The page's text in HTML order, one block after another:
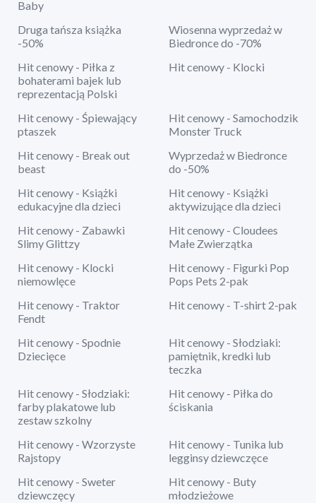
Baby
Druga tańsza książka
-50%
Wiosenna wyprzedaż w
Biedronce do -70%
Hit cenowy - Piłka z
bohaterami bajek lub
reprezentacją Polski
Hit cenowy - Klocki
Hit cenowy - Śpiewający
ptaszek
Hit cenowy - Samochodzik
Monster Truck
Hit cenowy - Break out
beast
Wyprzedaż w Biedronce
do -50%
Hit cenowy - Książki
edukacyjne dla dzieci
Hit cenowy - Książki
aktywizujące dla dzieci
Hit cenowy - Zabawki
Slimy Glittzy
Hit cenowy - Cloudees
Małe Zwierzątka
Hit cenowy - Klocki
niemowlęce
Hit cenowy - Figurki Pop
Pops Pets 2-pak
Hit cenowy - Traktor
Fendt
Hit cenowy - T-shirt 2-pak
Hit cenowy - Spodnie
Dziecięce
Hit cenowy - Słodziaki:
pamiętnik, kredki lub
teczka
Hit cenowy - Słodziaki:
farby plakatowe lub
zestaw szkolny
Hit cenowy - Piłka do
ściskania
Hit cenowy - Wzorzyste
Rajstopy
Hit cenowy - Tunika lub
legginsy dziewczęce
Hit cenowy - Sweter
dziewczęcy
Hit cenowy - Buty
młodzieżowe